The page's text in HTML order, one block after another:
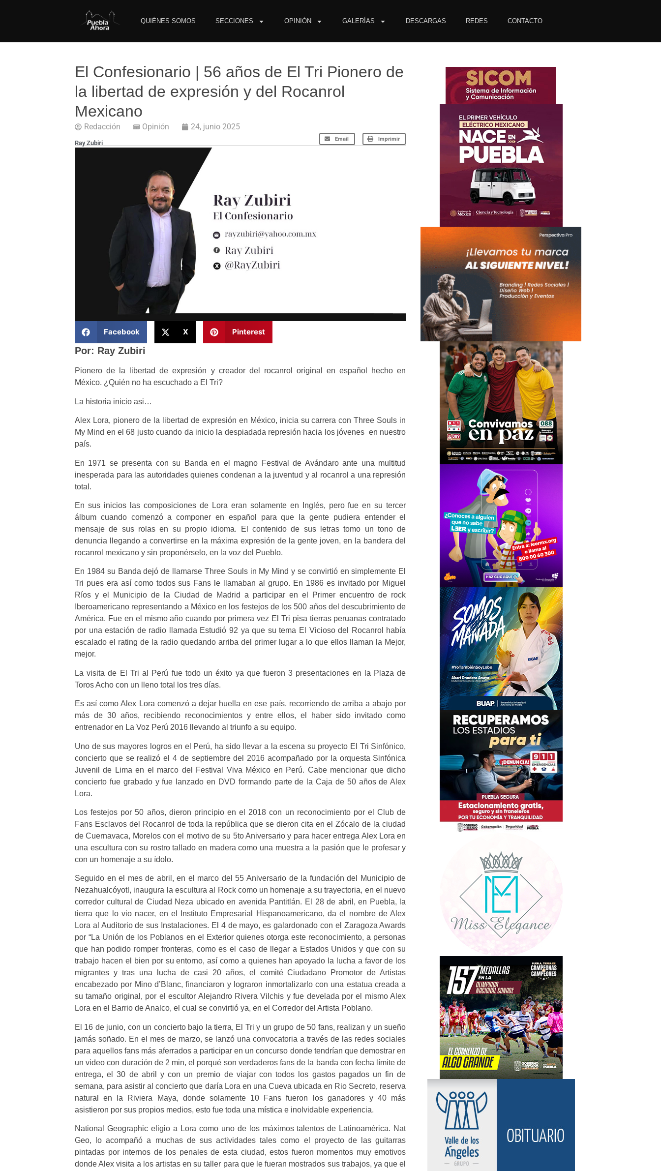
QUIÉNES SOMOS SECCIONES OPINIÓN GALERÍAS DESCARGAS REDES CONTACTO
El Confesionario | 56 años de El Tri Pionero de
la libertad de expresión y del Rocanrol
Mexicano
Redacción Opinión 24, junio 2025
Email Imprimir
Ray Zubiri
Facebook X Pinterest
Por: Ray Zubiri
Pionero de la libertad de expresión y creador del rocanrol original en español hecho en
México. ¿Quién no ha escuchado a El Tri?
La historia inicio asi…
Alex Lora, pionero de la libertad de expresión en México, inicia su carrera con Three Souls in
My Mind en el 68 justo cuando da inicio la despiadada represión hacia los jóvenes en nuestro
país.
En 1971 se presenta con su Banda en el magno Festival de Avándaro ante una multitud
inesperada para las autoridades quienes condenan a la juventud y al rocanrol a una represión
total.
En sus inicios las composiciones de Lora eran solamente en Inglés, pero fue en su tercer
álbum cuando comenzó a componer en español para que la gente pudiera entender el
mensaje de sus rolas en su propio idioma. El contenido de sus letras tomo un tono de
denuncia llegando a convertirse en la máxima expresión de la gente joven, en la bandera del
rocanrol mexicano y sin proponérselo, en la voz del Pueblo.
En 1984 su Banda dejó de llamarse Three Souls in My Mind y se convirtió en simplemente El
Tri pues era así como todos sus Fans le llamaban al grupo. En 1986 es invitado por Miguel
Ríos y el Municipio de la Ciudad de Madrid a participar en el Primer encuentro de rock
Iberoamericano representando a México en los festejos de los 500 años del descubrimiento de
América. Fue en el mismo año cuando por primera vez El Tri pisa tierras peruanas contratado
por una estación de radio llamada Estudió 92 ya que su tema El Vicioso del Rocanrol había
escalado el rating de la radio quedando arriba del primer lugar a lo que ellos llaman la Mejor,
mejor.
La visita de El Tri al Perú fue todo un éxito ya que fueron 3 presentaciones en la Plaza de
Toros Acho con un lleno total los tres días.
Es así como Alex Lora comenzó a dejar huella en ese país, recorriendo de arriba a abajo por
más de 30 años, recibiendo reconocimientos y entre ellos, el haber sido invitado como
entrenador en La Voz Perú 2016 llevando al triunfo a su equipo.
Uno de sus mayores logros en el Perú, ha sido llevar a la escena su proyecto El Tri Sinfónico,
concierto que se realizó el 4 de septiembre del 2016 acompañado por la orquesta Sinfónica
Juvenil de Lima en el marco del Festival Viva México en Perú. Cabe mencionar que dicho
concierto fue grabado y fue lanzado en DVD formando parte de la Caja de 50 años de Alex
Lora.
Los festejos por 50 años, dieron principio en el 2018 con un reconocimiento por el Club de
Fans Esclavos del Rocanrol de toda la república que se dieron cita en el Zócalo de la ciudad
de Cuernavaca, Morelos con el motivo de su 5to Aniversario y para hacer entrega Alex Lora en
una escultura con su rostro tallado en madera como una muestra a la pasión que le profesar y
con un homenaje a su ídolo.
Seguido en el mes de abril, en el marco del 55 Aniversario de la fundación del Municipio de
Nezahualcóyotl, inaugura la escultura al Rock como un homenaje a su trayectoria, en el nuevo
corredor cultural de Ciudad Neza ubicado en avenida Pantitlán. El 28 de abril, en Puebla, la
tierra que lo vio nacer, en el Instituto Empresarial Hispanoamericano, da el nombre de Alex
Lora al Auditorio de sus Instalaciones. El 4 de mayo, es galardonado con el Zaragoza Awards
por “La Unión de los Poblanos en el Exterior quienes otorga este reconocimiento, a personas
que han podido romper fronteras, como es el caso de llegar a Estados Unidos y que con su
trabajo hacen el bien por su entorno, así como a quienes han apoyado la lucha a favor de los
migrantes y tras una lucha de casi 20 años, el comité Ciudadano Promotor de Artistas
encabezado por Mino d’Blanc, financiaron y lograron inmortalizarlo con una estatua creada a
su tamaño original, por el escultor Alejandro Rivera Vilchis y fue develada por el mismo Alex
Lora en el Barrio de Analco, el cual se convirtió ya, en el Corredor del Artista Poblano.
El 16 de junio, con un concierto bajo la tierra, El Tri y un grupo de 50 fans, realizan y un sueño
jamás soñado. En el mes de marzo, se lanzó una convocatoria a través de las redes sociales
para aquellos fans más aferrados a participar en un concurso donde tendrían que demostrar en
un video con duración de 2 min, el porqué son verdaderos fans de la banda con fecha límite de
entrega, el 30 de abril y con un premio de viajar con todos los gastos pagados un fin de
semana, para asistir al concierto que daría Lora en una Cueva ubicada en Rio Secreto, reserva
natural en la Riviera Maya, donde solamente 10 Fans fueron los ganadores y 40 más
asistieron por sus propios medios, esto fue toda una mística e inolvidable experiencia.
National Geographic eligio a Lora como uno de los máximos talentos de Latinoamérica. Nat
Geo, lo acompañó a muchas de sus actividades tales como el proyecto de las guitarras
pintadas por internos de los penales de esta ciudad, estos fueron momentos muy emotivos
donde Alex visita a los artistas en su taller para que le fueran mostrados sus trabajos, ya que el